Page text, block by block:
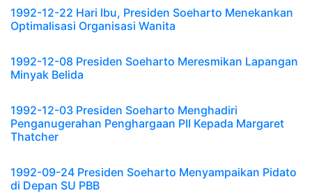
1992-12-22 Hari Ibu, Presiden Soeharto Menekankan
Optimalisasi Organisasi Wanita
1992-12-08 Presiden Soeharto Meresmikan Lapangan
Minyak Belida
1992-12-03 Presiden Soeharto Menghadiri
Penganugerahan Penghargaan PII Kepada Margaret
Thatcher
1992-09-24 Presiden Soeharto Menyampaikan Pidato
di Depan SU PBB